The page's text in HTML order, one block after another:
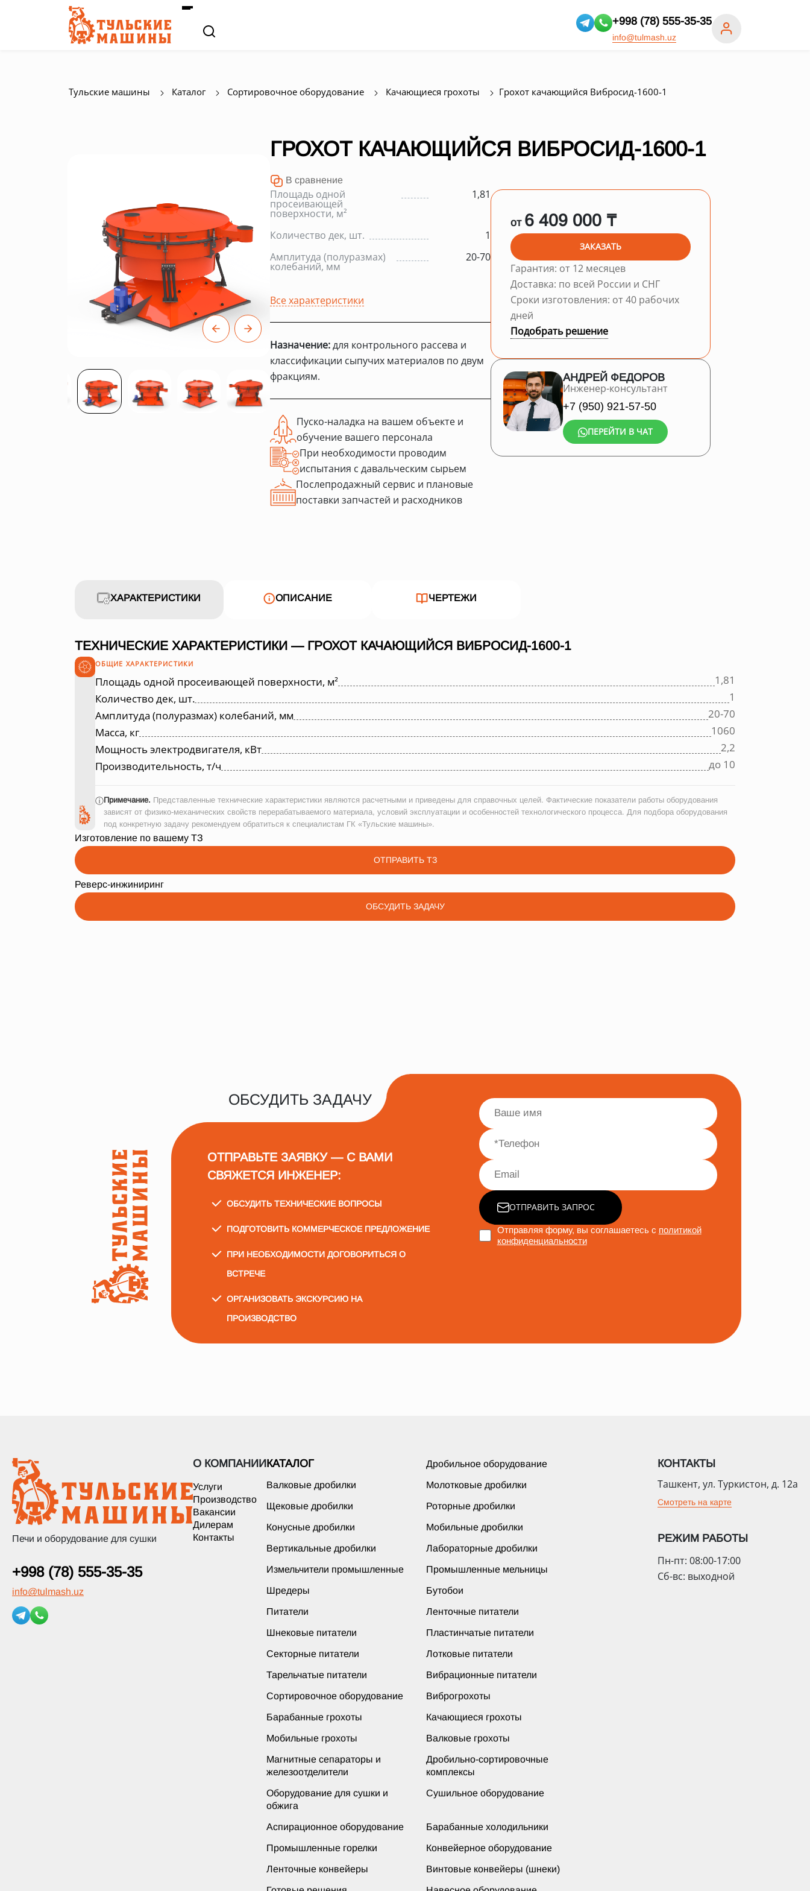
+998 (78) 555-35-35
info@tulmash.uz
Тульские машины Каталог Сортировочное оборудование Качающиеся грохоты Грохот качающийся Вибросид-1600-1
ГРОХОТ КАЧАЮЩИЙСЯ ВИБРОСИД-1600-1
В сравнение
Площадь одной
просеивающей
поверхности, м²
1,81
Количество дек, шт.
1
Амплитуда (полуразмах)
колебаний, мм
20-70
Все характеристики
Назначение:для контрольного рассева и
классификации сыпучих материалов по двум
фракциям.
Пуско-наладка на вашем объекте и
обучение вашего персонала
При необходимости проводим
испытания с давальческим сырьем
Послепродажный сервис и плановые
поставки запчастей и расходников
от 6 409 000 ₸
ЗАКАЗАТЬ
Гарантия: от 12 месяцев
Доставка: по всей России и СНГ
Сроки изготовления: от 40 рабочих
дней
Подобрать решение
АНДРЕЙ ФЕДОРОВ
Инженер-консультант
+7 (950) 921-57-50
ПЕРЕЙТИ В ЧАТ
ХАРАКТЕРИСТИКИ ОПИСАНИЕ ЧЕРТЕЖИ
ТЕХНИЧЕСКИЕ ХАРАКТЕРИСТИКИ — ГРОХОТ КАЧАЮЩИЙСЯ ВИБРОСИД-1600-1
ОБЩИЕ ХАРАКТЕРИСТИКИ
Площадь одной просеивающей поверхности, м²
1,81
Количество дек, шт.
1
Амплитуда (полуразмах) колебаний, мм
20-70
Масса, кг
1060
Мощность электродвигателя, кВт
2,2
Производительность, т/ч
до 10
ⓘПримечание. Представленные технические характеристики являются расчетными и приведены для справочных целей. Фактические показатели работы оборудования
зависят от физико-механических свойств перерабатываемого материала, условий эксплуатации и особенностей технологического процесса. Для подбора оборудования
под конкретную задачу рекомендуем обратиться к специалистам ГК «Тульские машины».
Изготовление по вашему ТЗ
ОТПРАВИТЬ ТЗ
Реверс-инжиниринг
ОБСУДИТЬ ЗАДАЧУ
ОБСУДИТЬ ЗАДАЧУ
ОТПРАВЬТЕ ЗАЯВКУ — С ВАМИ
СВЯЖЕТСЯ ИНЖЕНЕР:
ОБСУДИТЬ ТЕХНИЧЕСКИЕ ВОПРОСЫ
ПОДГОТОВИТЬ КОММЕРЧЕСКОЕ ПРЕДЛОЖЕНИЕ
ПРИ НЕОБХОДИМОСТИ ДОГОВОРИТЬСЯ О
ВСТРЕЧЕ
ОРГАНИЗОВАТЬ ЭКСКУРСИЮ НА
ПРОИЗВОДСТВО
ОТПРАВИТЬ ЗАПРОС
Отправляя форму, вы соглашаетесь с политикой
конфиденциальности
Печи и оборудование для сушки
+998 (78) 555-35-35
info@tulmash.uz
О КОМПАНИИ
Услуги
Производство
Вакансии
Дилерам
Контакты
КАТАЛОГ Дробильное оборудование
Валковые дробилки Молотковые дробилки
Щековые дробилки Роторные дробилки
Конусные дробилки Мобильные дробилки
Вертикальные дробилки Лабораторные дробилки
Измельчители промышленные Промышленные мельницы
Шредеры Бутобои
Питатели Ленточные питатели
Шнековые питатели Пластинчатые питатели
Секторные питатели Лотковые питатели
Тарельчатые питатели Вибрационные питатели
Сортировочное оборудование Виброгрохоты
Барабанные грохоты Качающиеся грохоты
Мобильные грохоты Валковые грохоты
Магнитные сепараторы и
железоотделители
Дробильно-сортировочные
комплексы
Оборудование для сушки и
обжига
Сушильное оборудование
Аспирационное оборудование Барабанные холодильники
Промышленные горелки Конвейерное оборудование
Ленточные конвейеры Винтовые конвейеры (шнеки)
КОНТАКТЫ
Ташкент, ул. Туркистон, д. 12а
Смотреть на карте
РЕЖИМ РАБОТЫ
Пн-пт: 08:00-17:00
Сб-вс: выходной